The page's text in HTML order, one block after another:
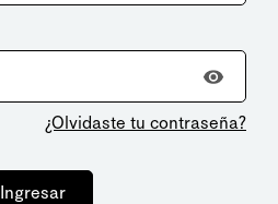
¿Olvidaste tu contraseña?
Ingresar